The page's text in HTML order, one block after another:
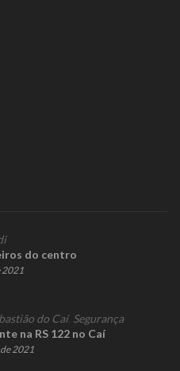
do centro
2021
do Caí, Segurança
na RS 122 no Caí
2021